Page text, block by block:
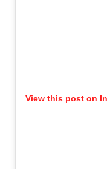
View this post on